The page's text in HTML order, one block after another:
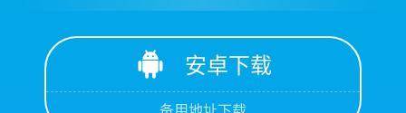
安卓下载